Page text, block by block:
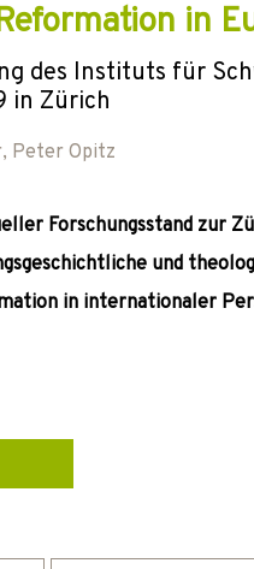
in
des Instituts für
in Zürich
, Peter Opitz
Forschungsstand zur
und
in internationaler